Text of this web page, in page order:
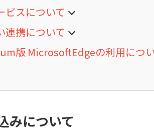
ビスについて
連携について
版 MicrosoftEdgeの利用につ
みについて